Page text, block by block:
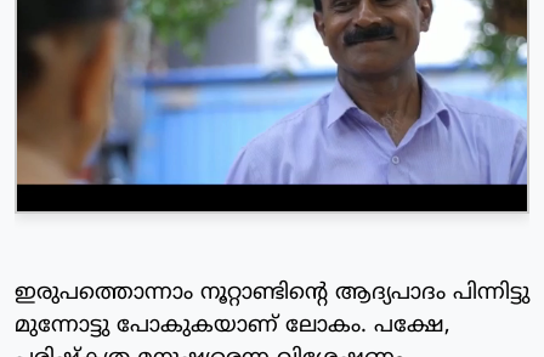
ഇരുപത്തൊന്നാം നൂറ്റാണ്ടിന്റെ ആദ്യപാദം പിന്നിട്ടു
മുന്നോട്ടു പോകുകയാണ് ലോകം. പക്ഷേ,